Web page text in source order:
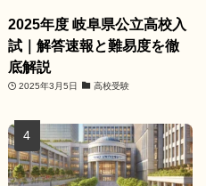
2025年度 岐阜県公立高校入
試｜解答速報と難易度を徹
底解説
2025年3月5日 高校受験